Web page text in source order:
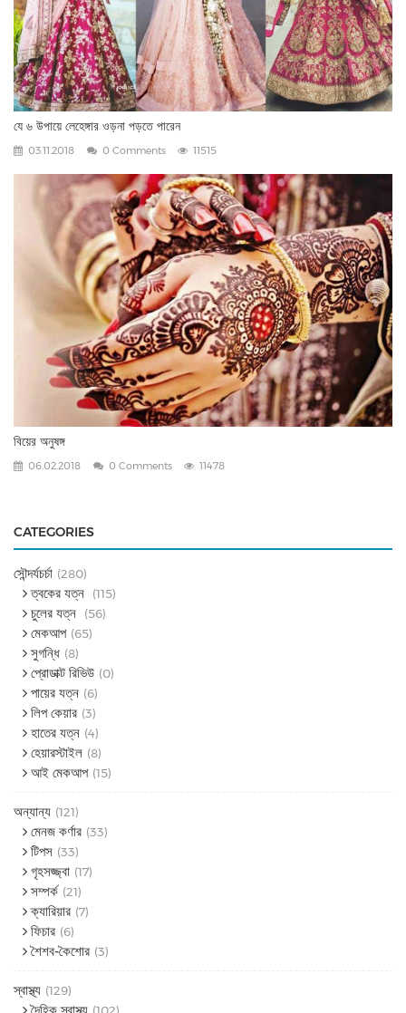
যে ৬ উপায়ে লেহেঙ্গার ওড়না পড়তে পারেন
03.11.2018 0 Comments 11515
বিয়ের অনুষঙ্গ
06.02.2018 0 Comments 11478
CATEGORIES
সৌন্দর্যচর্চা (280)
ত্বকের যত্ন (115)
চুলের যত্ন (56)
মেকআপ (65)
সুগন্ধি (8)
প্রোডাক্ট রিভিউ (0)
পায়ের যত্ন (6)
লিপ কেয়ার (3)
হাতের যত্ন (4)
হেয়ারস্টাইল (8)
আই মেকআপ (15)
অন্যান্য (121)
মেনজ কর্ণার (33)
টিপস (33)
গৃহসজ্জ্বা (17)
সম্পর্ক (21)
ক্যারিয়ার (7)
ফিচার (6)
শৈশব-কৈশোর (3)
স্বাস্থ্য (129)